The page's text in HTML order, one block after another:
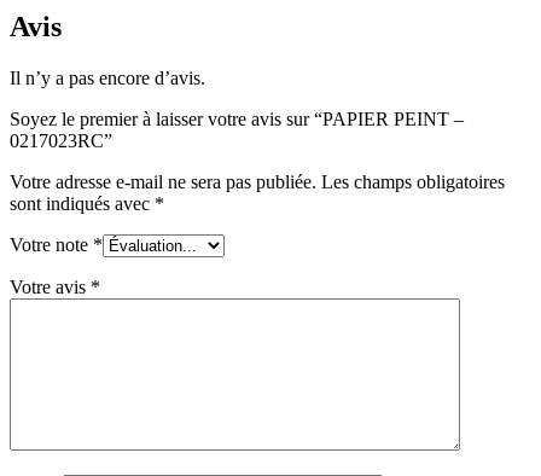
Avis
Il n’y a pas encore d’avis.
Soyez le premier à laisser votre avis sur “PAPIER PEINT –
0217023RC”
Votre adresse e-mail ne sera pas publiée. Les champs obligatoires
sont indiqués avec *
Votre note *
Votre avis *